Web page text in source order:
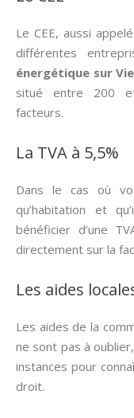
Le CEE, aussi
différentes
énergétique sur
situé entre 200
facteurs.
La TVA à 5,5%
Dans le cas où
qu’habitation et
bénéficier d’une
directement sur la
Les aides
Les aides de la
ne sont pas à
instances pour
droit.